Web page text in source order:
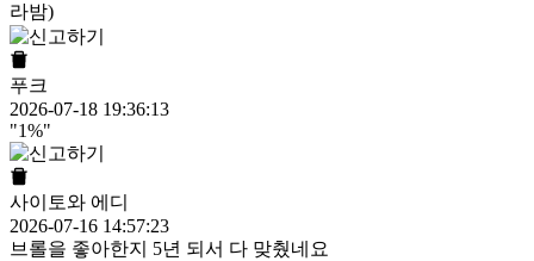
라밤)
푸크
2026-07-18 19:36:13
"1%"
사이토와 에디
2026-07-16 14:57:23
브롤을 좋아한지 5년 되서 다 맞췄네요